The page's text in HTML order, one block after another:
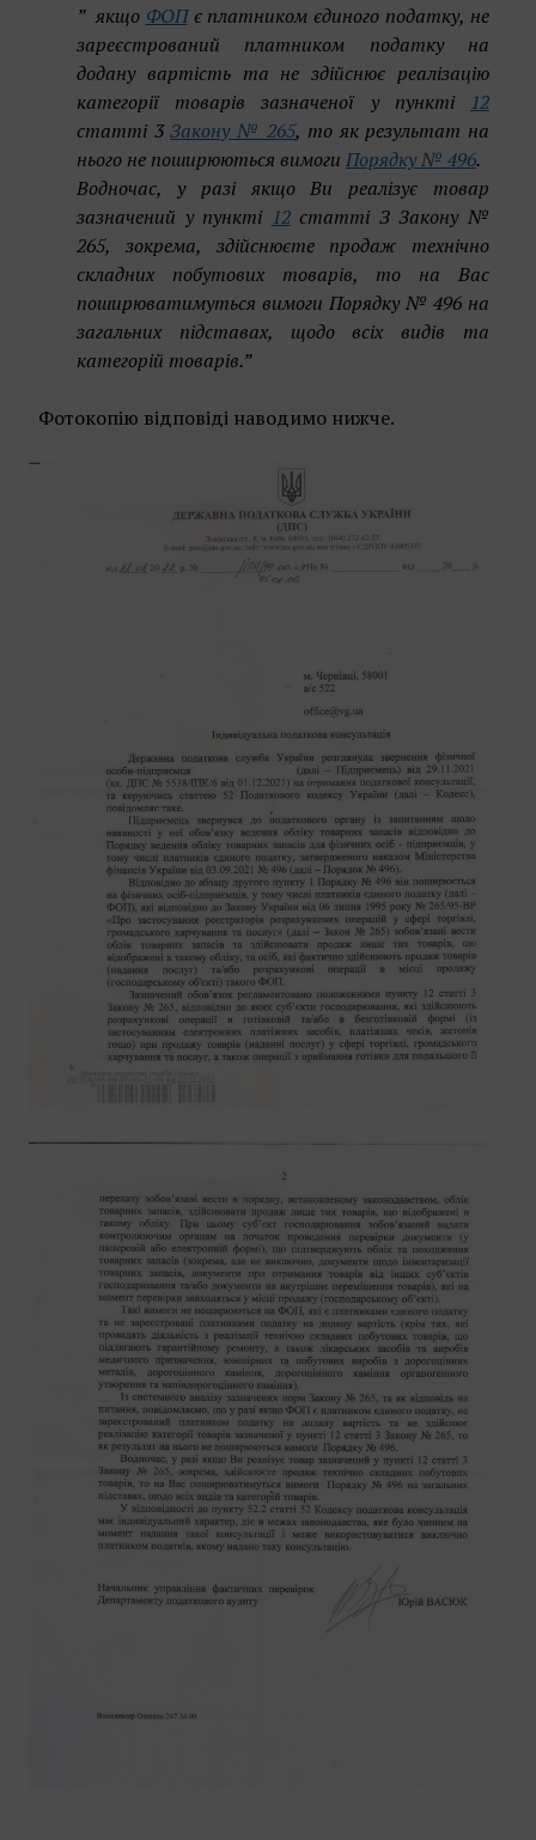
” якщо ФОПє платником єдиного податку, не
зареєстрований платником податку на
додану вартість та не здійснює реалізацію
категорії товарів зазначеної у пункті 12
статті 3Закону № 265, то як результат на
нього не поширюються вимогиПорядку № 496.
Водночас, у разі якщо Ви реалізує товар
зазначений у пункті 12статті З Закону №
265, зокрема, здійснюєте продаж технічно
складних побутових товарів, то на Вас
поширюватимуться вимоги Порядку № 496 на
загальних підставах, щодо всіх видів та
категорій товарів.”
Фотокопію відповіді наводимо нижче.